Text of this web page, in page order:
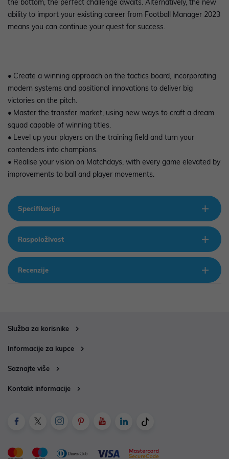
the bottom, the perfect challenge awaits. Alternatively, the new
ability to import your existing career from Football Manager 2023
means you can continue your quest for success.
• Create a winning approach on the tactics board, incorporating
modern systems and positional innovations to deliver big
victories on the pitch.
• Master the transfer market, using new ways to craft a dream
squad capable of winning titles.
• Level up your players on the training field and turn your
contenders into champions.
• Realise your vision on Matchdays, with every game elevated by
improvements to ball and player movements.
Specifikacija
Raspoloživost
Recenzije
Služba za korisnike
Informacije za kupce
Saznajte više
Kontakt informacije